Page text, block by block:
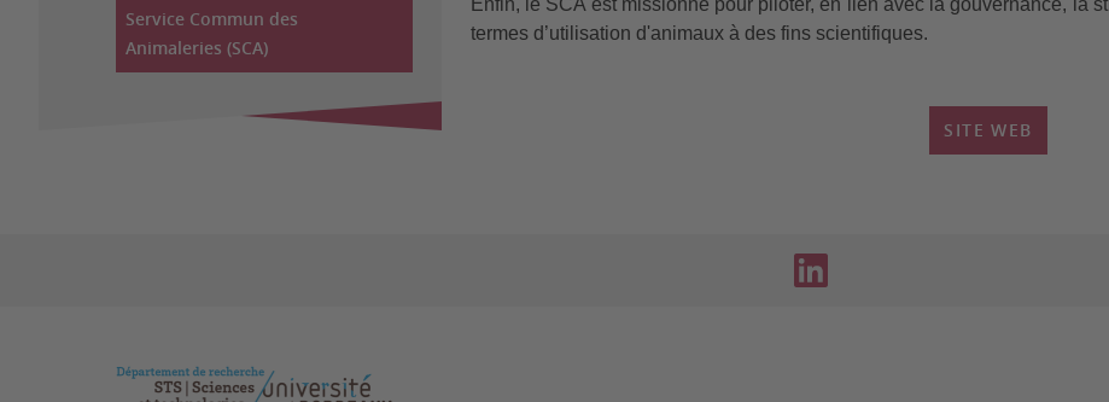
Service Commun des
Animaleries (SCA)
Enfin, le SCA est missionné pour piloter, en lien avec la gouvernance, la
termes d’utilisation d'animaux à des fins scientifiques.
SITE WEB